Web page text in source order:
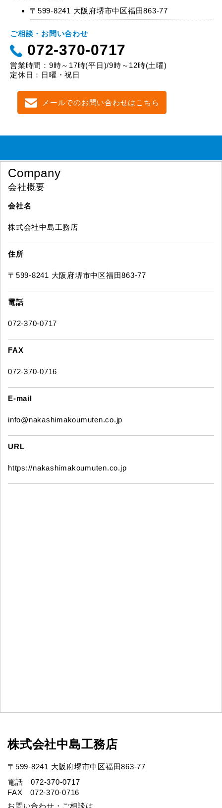
〒599-8241 大阪府堺市中区福田863-77
ご相談・お問い合わせ
072-370-0717
営業時間：9時～17時(平日)/9時～12時(土曜)
定休日：日曜・祝日
メールでのお問い合わせはこちら
Company
会社概要
会社名
株式会社中島工務店
住所
〒599-8241 大阪府堺市中区福田863-77
電話
072-370-0717
FAX
072-370-0716
E-mail
info@nakashimakoumuten.co.jp
URL
https://nakashimakoumuten.co.jp
株式会社中島工務店
〒599-8241 大阪府堺市中区福田863-77
電話 072-370-0717
FAX 072-370-0716
お問い合わせ・ご相談は